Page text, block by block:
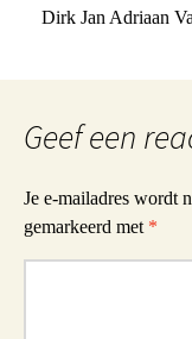
Dirk Jan Adriaan
Geef een
Je e-mailadres wordt
gemarkeerd met *